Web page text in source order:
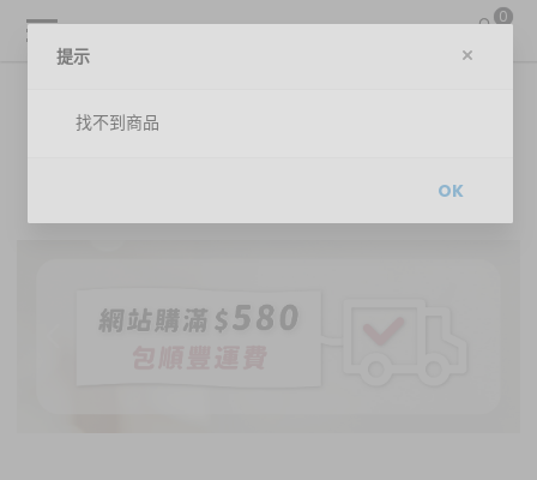
0
提示
找不到商品
OK